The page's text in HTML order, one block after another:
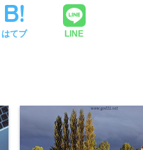
はてブ LINE